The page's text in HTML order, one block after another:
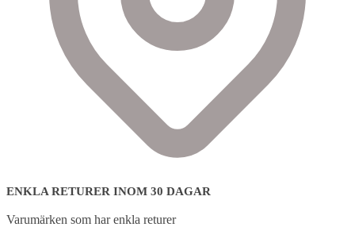
ENKLA RETURER INOM 30 DAGAR
Varumärken som har enkla returer